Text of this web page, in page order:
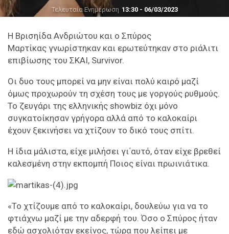
Τελευταία Ενημέρωση 13:30 - 06/03/2023
Η Βρισηίδα Ανδριώτου και ο Σπύρος
Μαρτίκας γνωρίστηκαν και ερωτεύτηκαν στο ριάλιτι
επιβίωσης του ΣΚΑΙ, Survivor.
Οι δυο τους μπορεί να μην είναι πολύ καιρό μαζί
όμως προχωρούν τη σχέση τους με γοργούς ρυθμούς.
Το ζευγάρι της ελληνικής showbiz όχι μόνο
συγκατοίκησαν γρήγορα αλλά από το καλοκαίρι
έχουν ξεκινήσει να χτίζουν το δικό τους σπίτι.
Η ίδια μάλιστα, είχε μιλήσει γι΄αυτό, όταν είχε βρεθεί
καλεσμένη στην εκπομπή Ποιος είναι πρωινιάτικα.
«Το χτίζουμε από το καλοκαίρι, δουλεύω για να το
φτιάχνω μαζί με την αδερφή του. Όσο ο Σπύρος ήταν
εδώ ασχολιόταν εκείνος, τώρα που λείπει με